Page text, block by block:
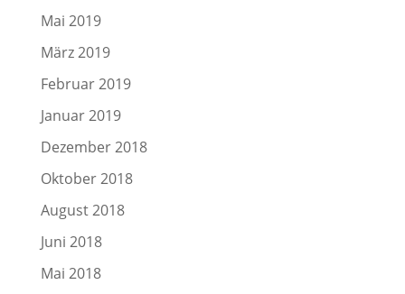
Mai 2019
März 2019
Februar 2019
Januar 2019
Dezember 2018
Oktober 2018
August 2018
Juni 2018
Mai 2018